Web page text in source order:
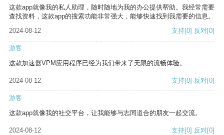
这款app就像我的私人助理，随时随地为我的办公提供帮助。我经常需要
查找资料，这款app的搜索功能非常强大，能够快速找到我需要的信息。
2024-08-12
支持[0] 反对[0]
游客
这款加速器VPM应用程序已经为我们带来了无限的流畅体验。
2024-08-12 支持[0] 反对[0]
游客
这款app就像我的社交平台，让我能够与志同道合的朋友一起交流。
2024-08-12 支持[0] 反对[0]